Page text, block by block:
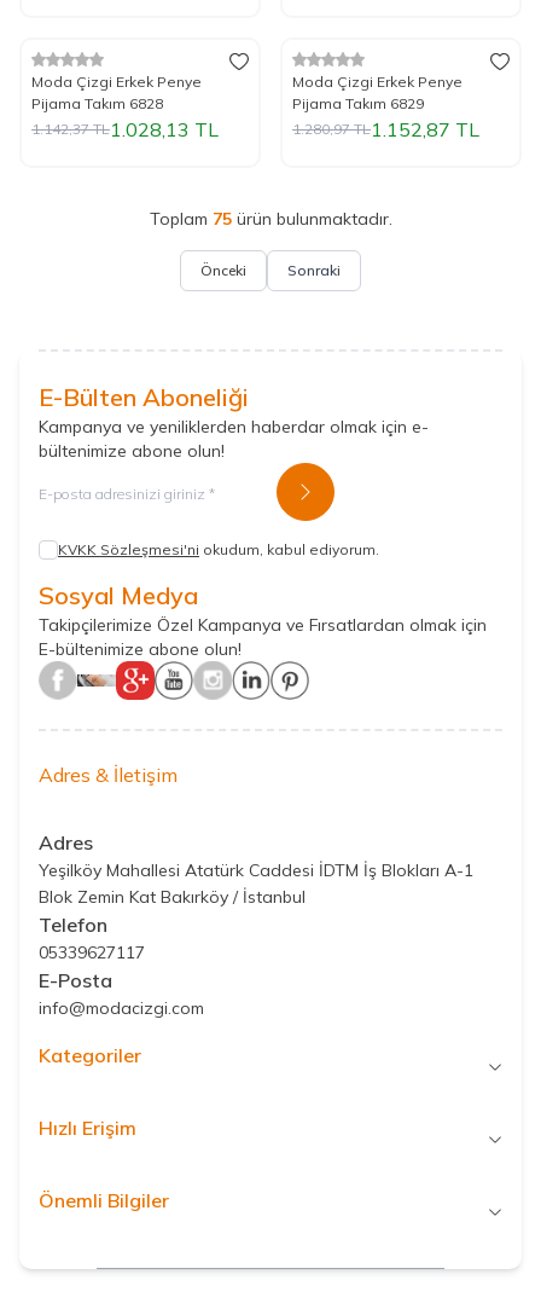
%10İndirim
Yeni
Moda Çizgi Erkek Penye
Pijama Takım 6828
1.142,37TL1.028,13 TL
%10İndirim
Yeni
Moda Çizgi Erkek Penye
Pijama Takım 6829
1.280,97TL1.152,87 TL
Toplam 75ürün bulunmaktadır.
Önceki Sonraki
E-Bülten Aboneliği
Kampanya ve yeniliklerden haberdar olmak için e-
bültenimize abone olun!
Kayıt Ol
KVKK Sözleşmesi'ni okudum, kabul ediyorum.
Sosyal Medya
Takipçilerimize Özel Kampanya ve Fırsatlardan olmak için
E-bültenimize abone olun!
Adres & İletişim
Adres
Yeşilköy Mahallesi Atatürk Caddesi İDTM İş Blokları A-1
Blok Zemin Kat Bakırköy / İstanbul
Telefon
05339627117
E-Posta
info@modacizgi.com
Kategoriler
Hızlı Erişim
Önemli Bilgiler